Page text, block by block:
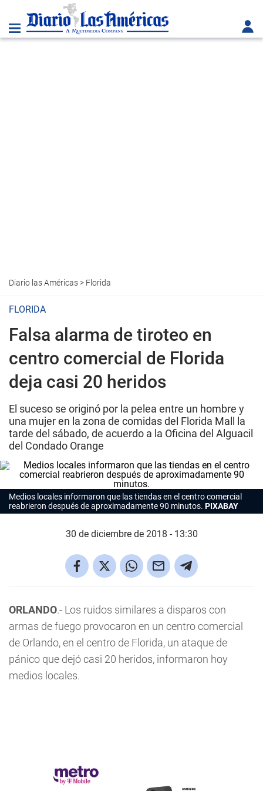
Diario las Américas> Florida
FLORIDA
Falsa alarma de tiroteo en
centro comercial de Florida
deja casi 20 heridos
El suceso se originó por la pelea entre un hombre y
una mujer en la zona de comidas del Florida Mall la
tarde del sábado, de acuerdo a la Oficina del Alguacil
del Condado Orange
Medios locales informaron que las tiendas en el centro comercial
reabrieron después de aproximadamente 90 minutos. PIXABAY
30 de diciembre de 2018 - 13:30
ORLANDO.- Los ruidos similares a disparos con
armas de fuego provocaron en un centro comercial
de Orlando, en el centro de Florida, un ataque de
pánico que dejó casi 20 heridos, informaron hoy
medios locales.